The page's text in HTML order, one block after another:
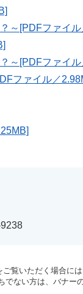
～[PDFファイル
～[PDFファイル
ファイル／
覧いただく場合に
でない方は、バナー